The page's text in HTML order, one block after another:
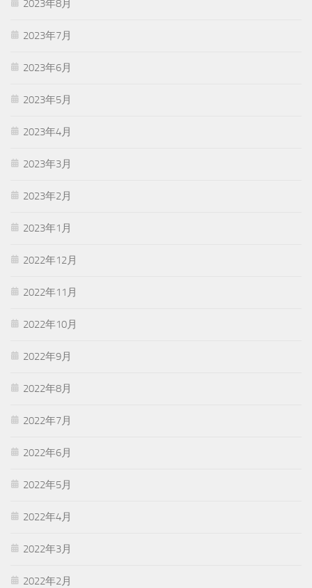
2023年8月
2023年7月
2023年6月
2023年5月
2023年4月
2023年3月
2023年2月
2023年1月
2022年12月
2022年11月
2022年10月
2022年9月
2022年8月
2022年7月
2022年6月
2022年5月
2022年4月
2022年3月
2022年2月